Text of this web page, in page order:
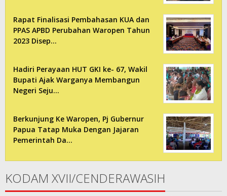
Rapat Finalisasi Pembahasan KUA dan
PPAS APBD Perubahan Waropen Tahun
2023 Disep…
Hadiri Perayaan HUT GKI ke- 67, Wakil
Bupati Ajak Warganya Membangun
Negeri Seju…
Berkunjung Ke Waropen, Pj Gubernur
Papua Tatap Muka Dengan Jajaran
Pemerintah Da…
KODAM XVII/CENDERAWASIH